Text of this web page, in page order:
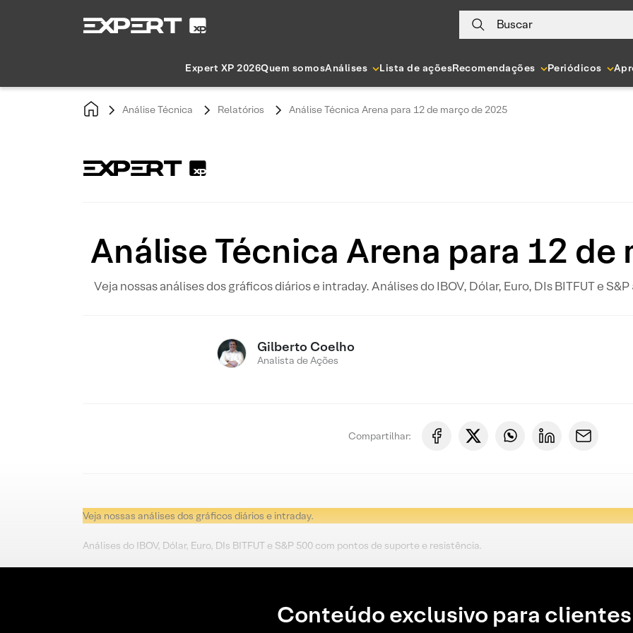
Buscar
Expert XP 2026Quem somosAnálises Lista de açõesRecomendações Periódicos
Análise Técnica Relatórios Análise Técnica Arena para 12 de março de 2025
Análise Técnica Arena para 12 de
Veja nossas análises dos gráficos diários e intraday. Análises do IBOV, Dólar, Euro, DIs BITFUT e
Gilberto Coelho
Analista de Ações
Compartilhar:
Veja nossas análises dos gráficos diários e intraday.
Análises do IBOV, Dólar, Euro, DIs BITFUT e S&P 500 com pontos de suporte e resistência.
Conteúdo exclusivo para